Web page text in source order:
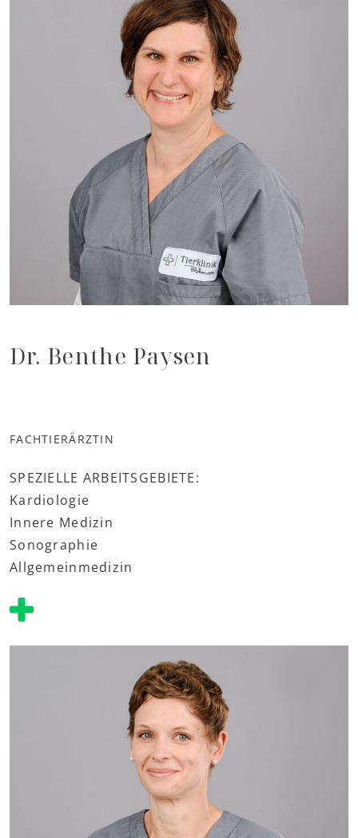
Dr. Benthe Paysen
FACHTIERÄRZTIN
SPEZIELLE ARBEITSGEBIETE:
Kardiologie
Innere Medizin
Sonographie
Allgemeinmedizin